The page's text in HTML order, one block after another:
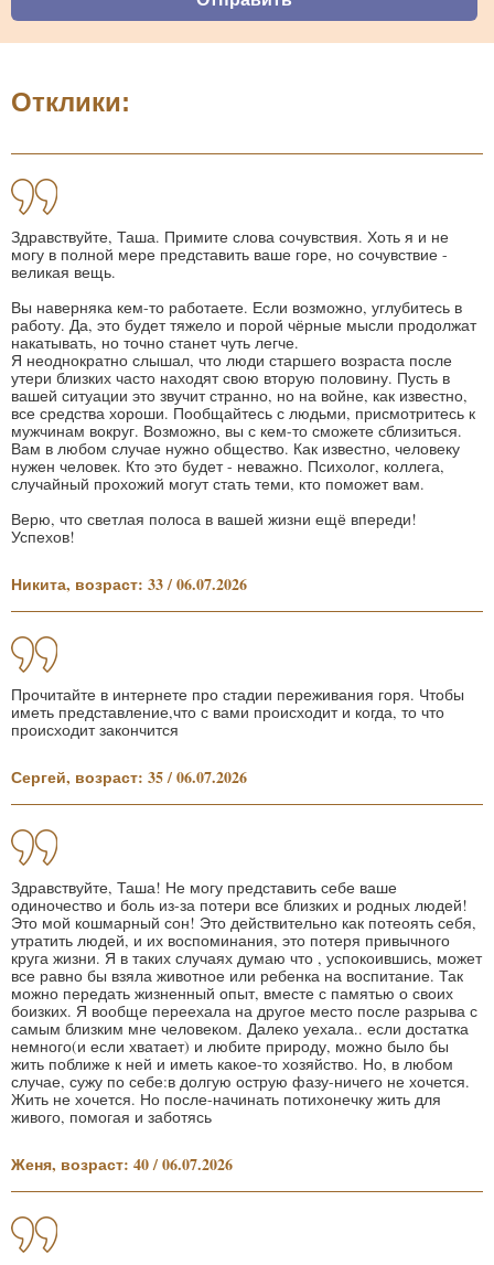
Отклики:
Здравствуйте, Таша. Примите слова сочувствия. Хоть я и не
могу в полной мере представить ваше горе, но сочувствие -
великая вещь.
Вы наверняка кем-то работаете. Если возможно, углубитесь в
работу. Да, это будет тяжело и порой чёрные мысли продолжат
накатывать, но точно станет чуть легче.
Я неоднократно слышал, что люди старшего возраста после
утери близких часто находят свою вторую половину. Пусть в
вашей ситуации это звучит странно, но на войне, как известно,
все средства хороши. Пообщайтесь с людьми, присмотритесь к
мужчинам вокруг. Возможно, вы с кем-то сможете сблизиться.
Вам в любом случае нужно общество. Как известно, человеку
нужен человек. Кто это будет - неважно. Психолог, коллега,
случайный прохожий могут стать теми, кто поможет вам.
Верю, что светлая полоса в вашей жизни ещё впереди!
Успехов!
Никита, возраст: 33 / 06.07.2026
Прочитайте в интернете про стадии переживания горя. Чтобы
иметь представление,что с вами происходит и когда, то что
происходит закончится
Сергей, возраст: 35 / 06.07.2026
Здравствуйте, Таша! Не могу представить себе ваше
одиночество и боль из-за потери все близких и родных людей!
Это мой кошмарный сон! Это действительно как потеоять себя,
утратить людей, и их воспоминания, это потеря привычного
круга жизни. Я в таких случаях думаю что , успокоившись, может
все равно бы взяла животное или ребенка на воспитание. Так
можно передать жизненный опыт, вместе с памятью о своих
боизких. Я вообще переехала на другое место после разрыва с
самым близким мне человеком. Далеко уехала.. если достатка
немного(и если хватает) и любите природу, можно было бы
жить поближе к ней и иметь какое-то хозяйство. Но, в любом
случае, сужу по себе:в долгую острую фазу-ничего не хочется.
Жить не хочется. Но после-начинать потихонечку жить для
живого, помогая и заботясь
Женя, возраст: 40 / 06.07.2026